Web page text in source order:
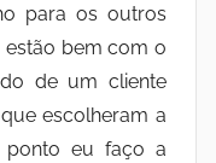
para os outros
estão bem com o
de um cliente
escolheram a
ponto eu faço a